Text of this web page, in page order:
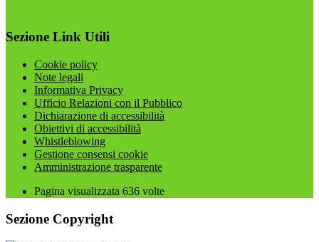
Sezione Link Utili
Cookie policy
Note legali
Informativa Privacy
Ufficio Relazioni con il Pubblico
Dichiarazione di accessibilità
Obiettivi di accessibilità
Whistleblowing
Gestione consensi cookie
Amministrazione trasparente
Pagina visualizzata 636 volte
Sezione Copyright